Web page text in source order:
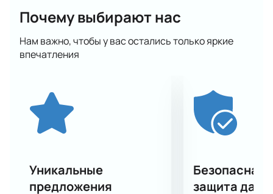
мероприятии и сможете сделать заказ всего лишь
Команда профессиональных актеров и фигуристов
поразит вас своим мастерством и элегантностью.
потрясающие костюмы и красивеишая
сценография создадут неповторимую атмосферу
сказки прямо на льду.
Купить билеты на «Аладдин» - это шанс окунуться в
реальностью. Не упустите возможность стать
частью этого магического приключения. Не
Почему выбирают нас
Нам важно, чтобы у вас остались только яркие
впечатления
Уникальные
предложения
Безопасная
защита